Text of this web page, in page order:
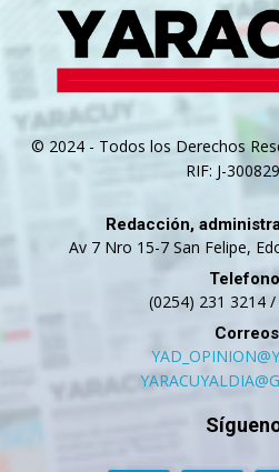
© 2024 - Todos los Derechos
RIF: J-
Redacción,
Av 7 Nro 15-7 San Felipe,
(0254) 231 3214